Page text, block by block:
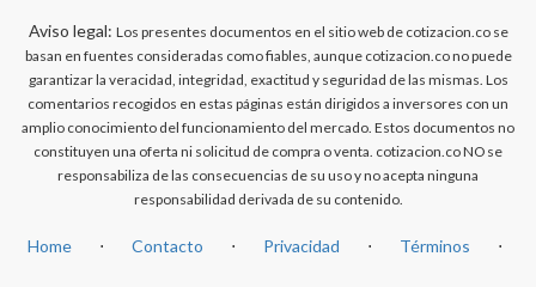
Aviso legal: Los presentes documentos en el sitio web de cotizacion.co se
basan en fuentes consideradas como fiables, aunque cotizacion.co no puede
garantizar la veracidad, integridad, exactitud y seguridad de las mismas. Los
comentarios recogidos en estas páginas están dirigidos a inversores con un
amplio conocimiento del funcionamiento del mercado. Estos documentos no
constituyen una oferta ni solicitud de compra o venta. cotizacion.co NO se
responsabiliza de las consecuencias de su uso y no acepta ninguna
responsabilidad derivada de su contenido.
Home ⋅ Contacto ⋅ Privacidad ⋅ Términos ⋅